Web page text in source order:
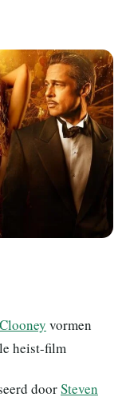
vormen
heist-film
doorSteven